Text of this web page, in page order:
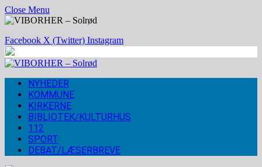
Close Menu
Facebook X (Twitter) Instagram
NYHEDER
KOMMUNE
KIRKERNE
BIBLIOTEK/KULTURHUS
112
SPORT
DEBAT/LÆSERBREVE